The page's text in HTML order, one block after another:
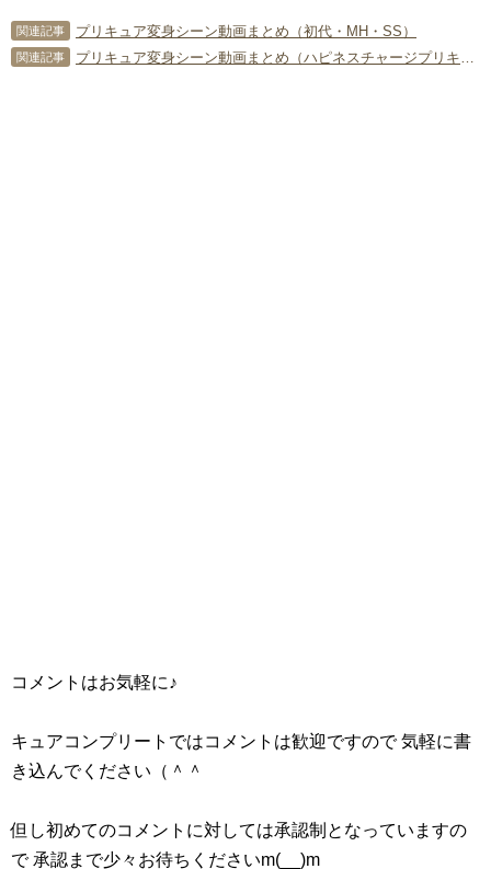
関連記事 プリキュア変身シーン動画まとめ（初代・MH・SS）
関連記事
コメントはお気軽に♪
キュアコンプリートではコメントは歓迎ですので 気軽に書
き込んでください（＾＾
但し初めてのコメントに対しては承認制となっていますの
で 承認まで少々お待ちくださいm(__)m